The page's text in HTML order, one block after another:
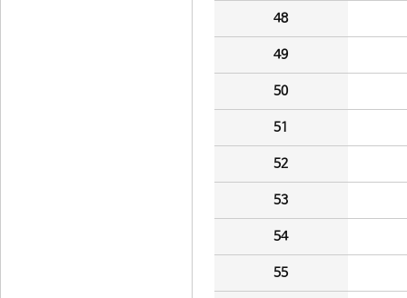
48
49
50
51
52
53
54
55